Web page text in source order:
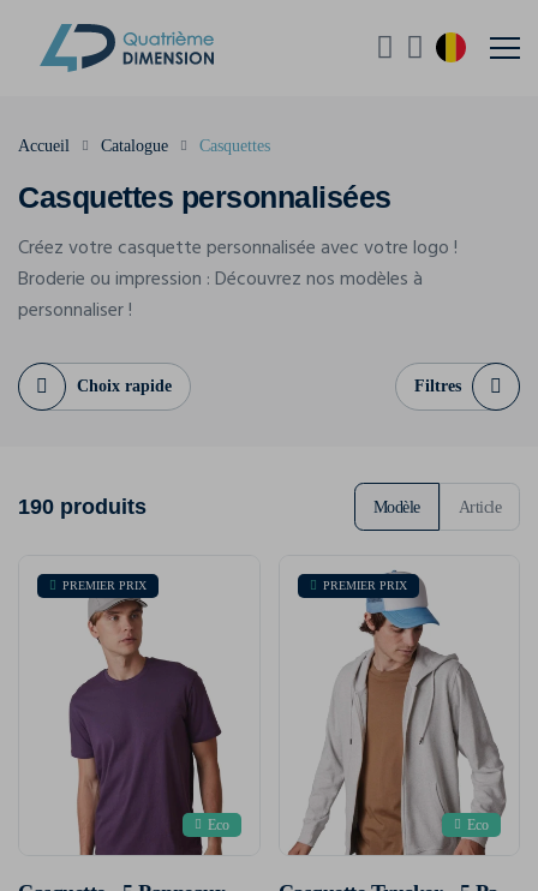
Casquettes personnalisées
Accueil Catalogue Casquettes
Créez votre casquette personnalisée avec votre logo !
Broderie ou impression : Découvrez nos modèles à
personnaliser !
Choix rapide Filtres
190 produits Modèle Article
PREMIER PRIX
Eco
PREMIER PRIX
Eco